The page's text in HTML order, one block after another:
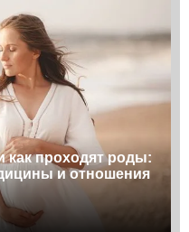
как проходят роды:
и отношения